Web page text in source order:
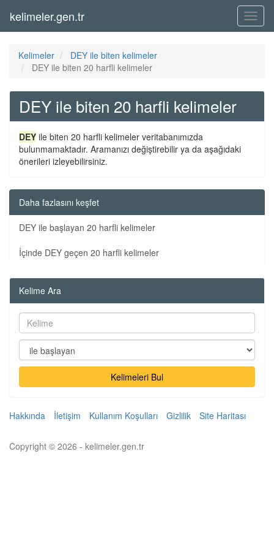
Menü
kelimeler.gen.tr
Kelimeler
DEY ile biten kelimeler
DEY ile biten 20 harfli kelimeler
DEY ile biten 20 harfli kelimeler
DEY ile biten 20 harfli kelimeler veritabanımızda
bulunmamaktadır. Aramanızı değiştirebilir ya da aşağıdaki
önerileri izleyebilirsiniz.
Daha fazlasını keşfet
DEY ile başlayan 20 harfli kelimeler
İçinde DEY geçen 20 harfli kelimeler
Kelime Ara
Kelimeleri Bul
Hakkında İletişim Kullanım Koşulları Gizlilik Site Haritası
Copyright © 2026 - kelimeler.gen.tr